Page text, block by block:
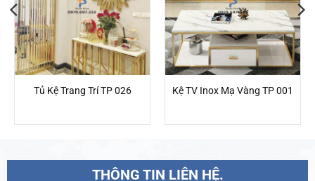
Tủ Kệ Trang Trí TP 026 Kệ TV Inox Mạ Vàng TP 001
THÔNG TIN LIÊN HỆ.